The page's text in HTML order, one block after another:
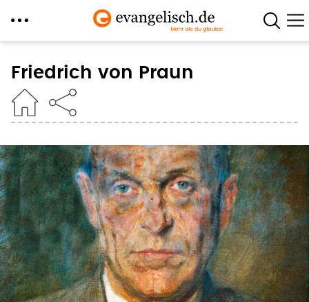
zum
Inhalt
Friedrich von Praun